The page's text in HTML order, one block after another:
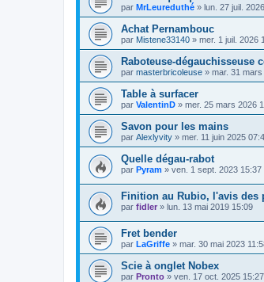
par MrLeureduthé » lun. 27 juil.
Achat Pernambouc
par Mistene33140 » mer. 1 juil. 2026
Raboteuse-dégauchisseuse
par masterbricoleuse » mar. 31 mars
Table à surfacer
par ValentinD » mer. 25 mars 2026
Savon pour les mains
par Alexlyvity » mer. 11 juin 2025
Quelle dégau-rabot
par Pyram » ven. 1 sept. 2023 15:37
Finition au Rubio, l'avis des
par fidler » lun. 13 mai 2019 15:09
Fret bender
par LaGriffe » mar. 30 mai 2023
Scie à onglet Nobex
par Pronto » ven. 17 oct. 2025 15:27